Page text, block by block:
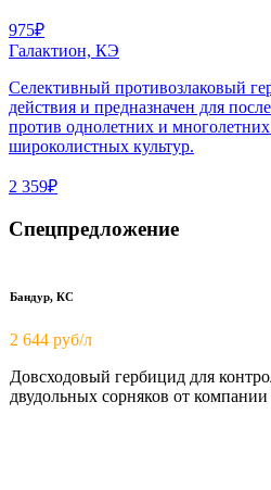
975₽
Галактион, КЭ
Селективный противозлаковый
действия и предназначен для
против однолетних и
широколистных культур.
2 359₽
Спецпредложение
Бандур, КС
2 644 руб/л
Довсходовый гербицид для
двудольных сорняков от